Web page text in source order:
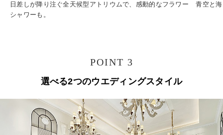
日差しが降り注ぐ全天候型アトリウムで、感動的なフラワー
シャワーも。
青空と
POINT 3
選べる2つのウエディングスタイル